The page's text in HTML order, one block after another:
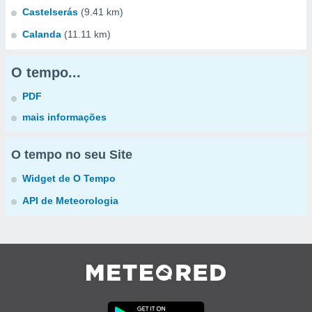
Castelserás (9.41 km)
Calanda (11.11 km)
O tempo...
PDF
mais informações
O tempo no seu Site
Widget de O Tempo
API de Meteorologia